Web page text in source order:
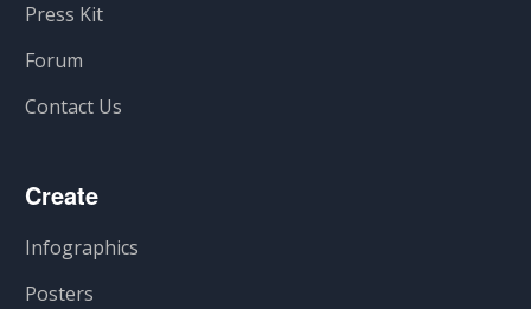
Press Kit
Forum
Contact Us
Create
Infographics
Posters